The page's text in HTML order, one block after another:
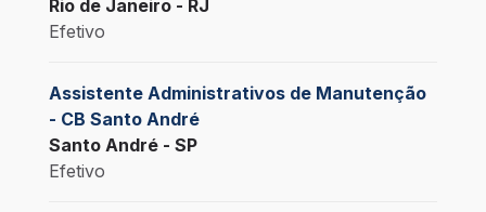
Rio de Janeiro - RJ
Efetivo
Assistente Administrativos de Manutenção
- CB Santo André
Santo André - SP
Efetivo